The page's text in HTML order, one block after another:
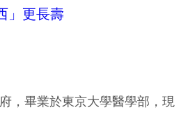
」更長壽
，畢業於東京大學醫學部，現